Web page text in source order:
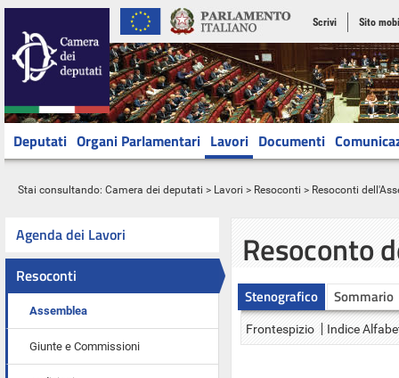
Scrivi Sito
Deputati Organi Parlamentari Lavori Documenti
Stai consultando: Camera dei deputati > Lavori > Resoconti > Resoconti
Agenda dei Lavori
Resoconti
Assemblea
Giunte e Commissioni
Resoconto
Stenografico Sommario
Frontespizio Indice